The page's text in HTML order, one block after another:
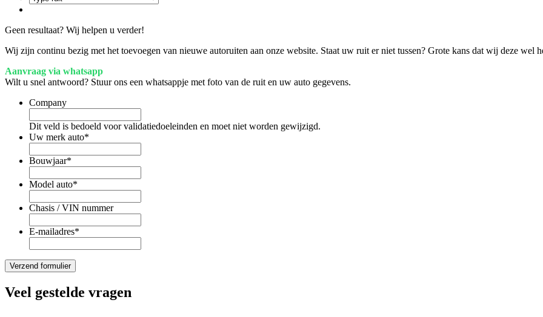
Geen resultaat? Wij helpen u verder!
Wij zijn continu bezig met het toevoegen van nieuwe autoruiten aan onze website. Staat uw ruit er niet tussen? Grote kans dat wij deze
Aanvraag via whatsapp
Wilt u snel antwoord? Stuur ons een whatsappje met foto van de ruit en uw auto gegevens.
Company
Dit veld is bedoeld voor validatiedoeleinden en moet niet worden gewijzigd.
Uw merk auto*
Bouwjaar*
Model auto*
Chasis / VIN nummer
E-mailadres*
Veel gestelde vragen